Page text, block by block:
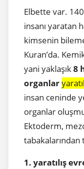
Elbette var.
insanı yaratan
kimsenin
Kuran’da.
yani yaklaşık8
organlar
insan ceninde
organlar
Ektoderm,
1. yaratılış